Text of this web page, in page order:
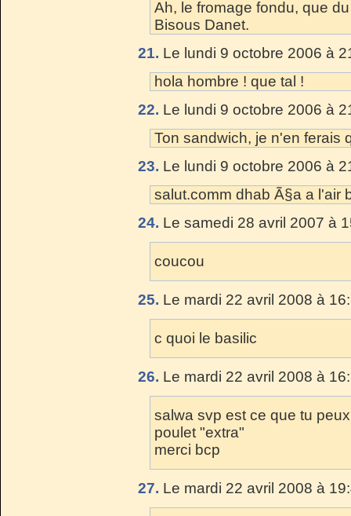
Ah, le fromage fondu, que
Bisous Danet.
21. Le lundi 9 octobre 2006 à
hola hombre ! que tal !
22. Le lundi 9 octobre 2006 à
Ton sandwich, je n'en ferais
23. Le lundi 9 octobre 2006 à
salut.comm dhab Ã§a a l'air
24. Le samedi 28 avril 2007 à
coucou
25. Le mardi 22 avril 2008 à
c quoi le basilic
26. Le mardi 22 avril 2008 à
salwa svp est ce que tu
poulet "extra"
merci bcp
27. Le mardi 22 avril 2008 à